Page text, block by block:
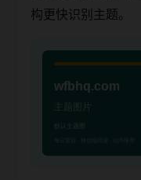
构更快识别主题。